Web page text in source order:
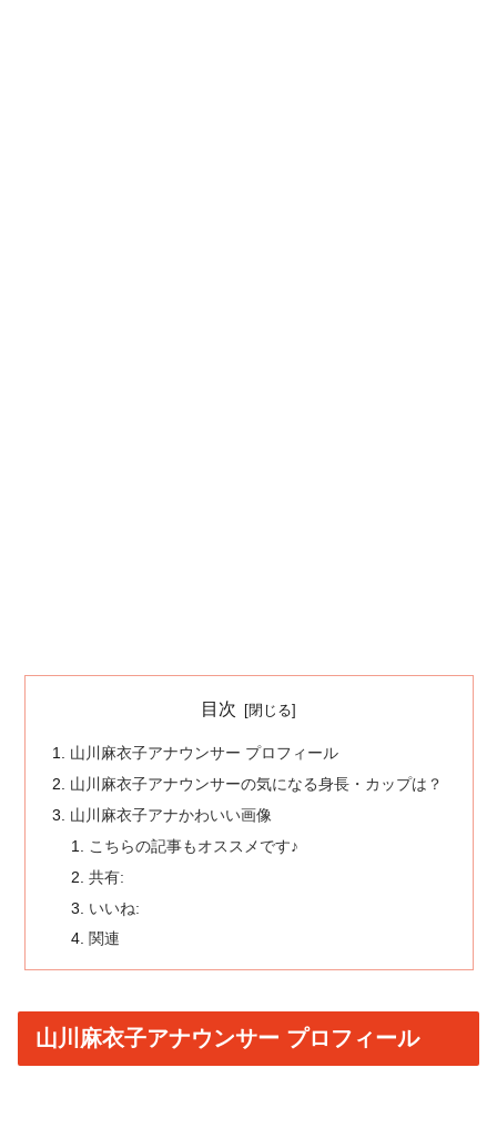
目次
山川麻衣子アナウンサー プロフィール
山川麻衣子アナウンサーの気になる身長・カップは？
山川麻衣子アナかわいい画像
こちらの記事もオススメです♪
共有:
いいね:
関連
山川麻衣子アナウンサー プロフィール